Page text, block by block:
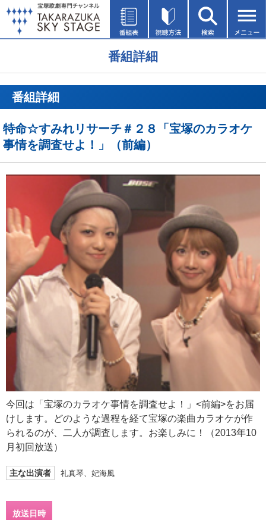
番組詳細
番組詳細
特命☆すみれリサーチ＃２８「宝塚のカラオケ
事情を調査せよ！」（前編）
今回は「宝塚のカラオケ事情を調査せよ！」<前編>をお届
けします。どのような過程を経て宝塚の楽曲カラオケが作
られるのが、二人が調査します。お楽しみに！（2013年10
月初回放送）
主な出演者 礼真琴、妃海風
放送日時